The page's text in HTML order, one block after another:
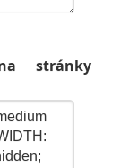
stránky